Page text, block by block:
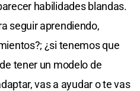
habilidades blandas.
seguir aprendiendo,
¿si tenemos que
tener un modelo de
vas a ayudar o te vas